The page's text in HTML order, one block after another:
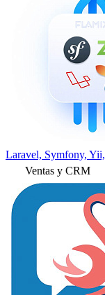
Laravel, Symfony,
Ventas y CRM